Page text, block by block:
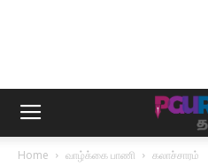
Home வாழ்க்கை பாணி கலாச்சாரம்